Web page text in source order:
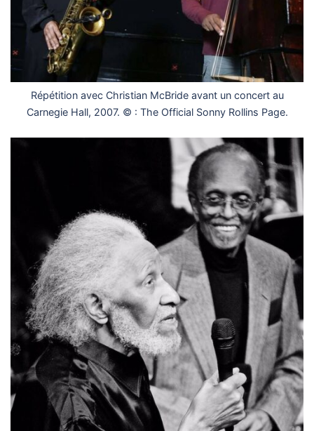
Répétition avec Christian McBride avant un concert au
Carnegie Hall, 2007. © : The Official Sonny Rollins Page.